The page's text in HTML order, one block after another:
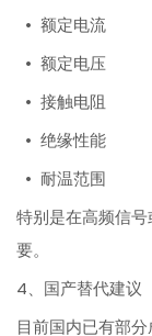
• 额定电流
• 额定电压
• 接触电阻
• 绝缘性能
• 耐温范围
特别是在高频信
要。
4、国产替代建议
目前国内已有部